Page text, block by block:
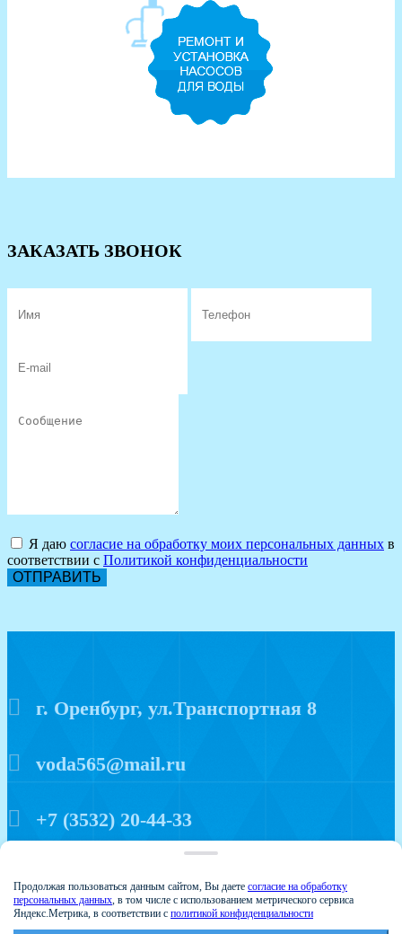
ЗАКАЗАТЬ ЗВОНОК
Я даю согласие на обработку моих персональных данных в
соответствии с Политикой конфиденциальности
ОТПРАВИТЬ
г. Оренбург, ул.Транспортная 8
voda565@mail.ru
+7 (3532) 20-44-33
Продолжая пользоваться данным сайтом, Вы даете согласие на обработку
персональных данных, в том числе с использованием метрического сервиса
Яндекс.Метрика, в соответствии с политикой конфиденциальности